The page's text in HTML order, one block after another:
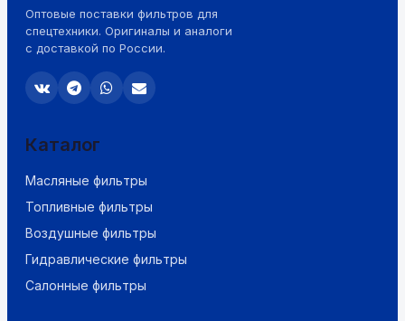
Оптовые поставки фильтров для
спецтехники. Оригиналы и аналоги
с доставкой по России.
Каталог
Масляные фильтры
Топливные фильтры
Воздушные фильтры
Гидравлические фильтры
Салонные фильтры